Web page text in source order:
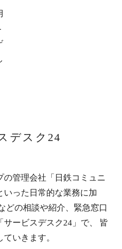
デスク24
の管理会社「日鉄コミュニ
いった日常的な業務に加
どの相談や紹介、緊急窓口
ービスデスク24」で、
皆
いきます。